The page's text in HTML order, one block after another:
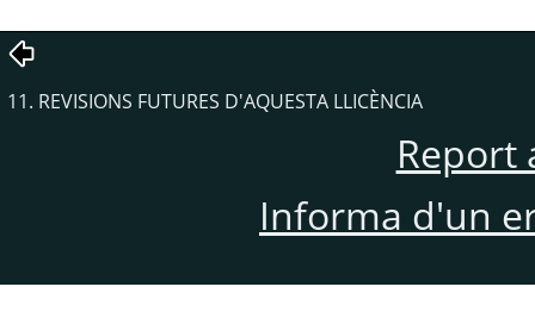
11. REVISIONS FUTURES D'AQUESTA LLICÈNCIA
Report
Informa d'un